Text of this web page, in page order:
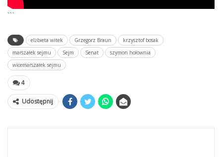
```
elżbieta witek Grzegorz Braun
krzysztof bosak
marszałek sejmu
Sejm Senat
szymon hołownia
wicemarszałek sejmu
4
Udostępnij